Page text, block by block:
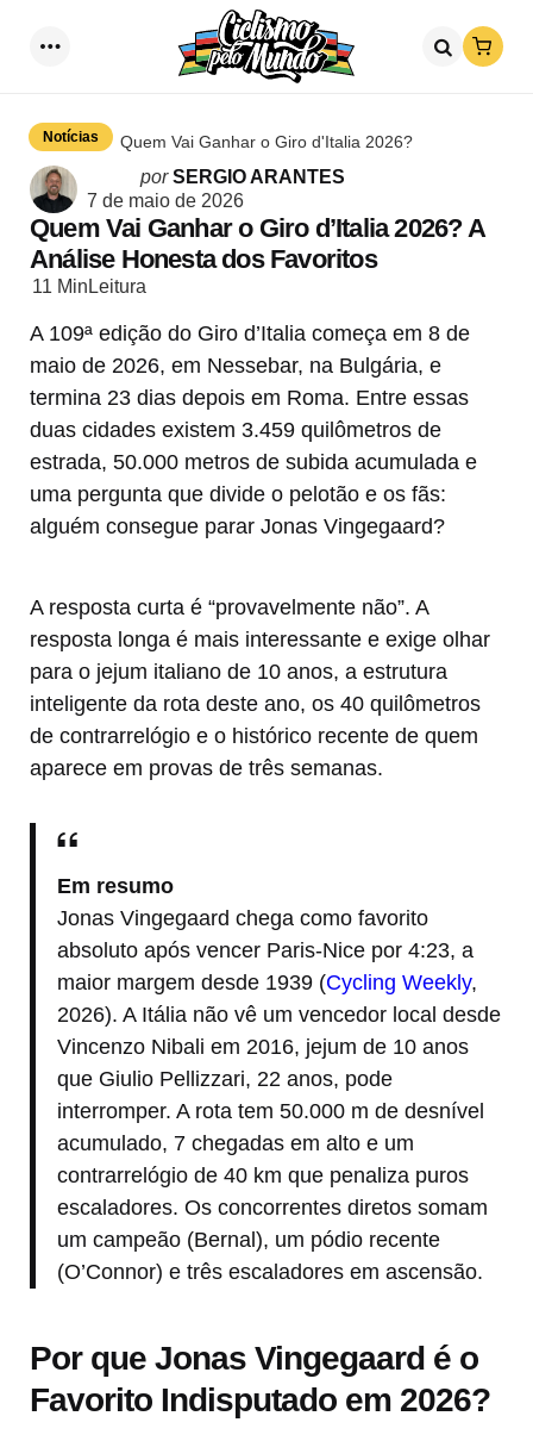
Loja
Notícias Quem Vai Ganhar o Giro d'Italia 2026?
Postado
por
porSERGIO ARANTES
7 de maio de 2026
Quem Vai Ganhar o Giro d’Italia 2026? A
Análise Honesta dos Favoritos
11 Min Leitura
A 109ª edição do Giro d’Italia começa em 8 de
maio de 2026, em Nessebar, na Bulgária, e
termina 23 dias depois em Roma. Entre essas
duas cidades existem 3.459 quilômetros de
estrada, 50.000 metros de subida acumulada e
uma pergunta que divide o pelotão e os fãs:
alguém consegue parar Jonas Vingegaard?
A resposta curta é “provavelmente não”. A
resposta longa é mais interessante e exige olhar
para o jejum italiano de 10 anos, a estrutura
inteligente da rota deste ano, os 40 quilômetros
de contrarrelógio e o histórico recente de quem
aparece em provas de três semanas.
Em resumo
Jonas Vingegaard chega como favorito
absoluto após vencer Paris-Nice por 4:23, a
maior margem desde 1939 (Cycling Weekly,
2026). A Itália não vê um vencedor local desde
Vincenzo Nibali em 2016, jejum de 10 anos
que Giulio Pellizzari, 22 anos, pode
interromper. A rota tem 50.000 m de desnível
acumulado, 7 chegadas em alto e um
contrarrelógio de 40 km que penaliza puros
escaladores. Os concorrentes diretos somam
um campeão (Bernal), um pódio recente
(O’Connor) e três escaladores em ascensão.
Por que Jonas Vingegaard é o
Favorito Indisputado em 2026?